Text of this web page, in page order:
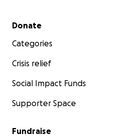
Secondary menu
Donate
Categories
Crisis relief
Social Impact Funds
Supporter Space
Fundraise